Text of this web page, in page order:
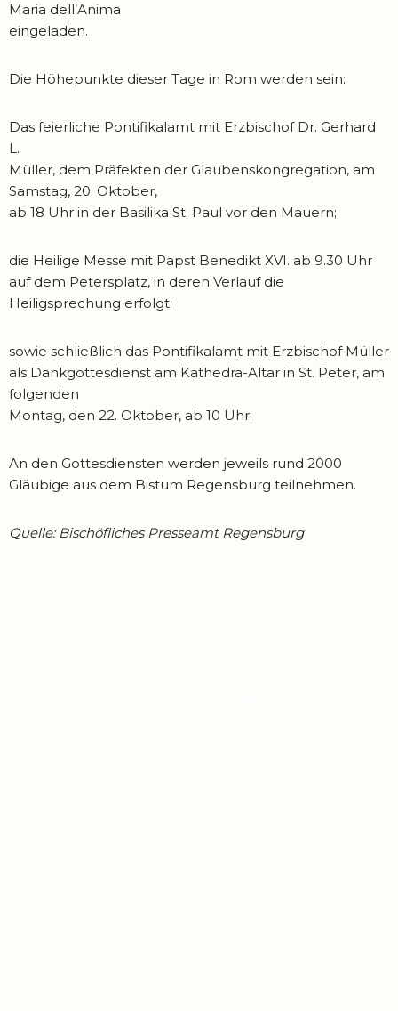
Maria dell’Anima
eingeladen.
Die Höhepunkte dieser Tage in Rom werden sein:
Das feierliche Pontifikalamt mit Erzbischof Dr. Gerhard
L.
Müller, dem Präfekten der Glaubenskongregation, am
Samstag, 20. Oktober,
ab 18 Uhr in der Basilika St. Paul vor den Mauern;
die Heilige Messe mit Papst Benedikt XVI. ab 9.30 Uhr
auf dem Petersplatz, in deren Verlauf die
Heiligsprechung erfolgt;
sowie schließlich das Pontifikalamt mit Erzbischof Müller
als Dankgottesdienst am Kathedra-Altar in St. Peter, am
folgenden
Montag, den 22. Oktober, ab 10 Uhr.
An den Gottesdiensten werden jeweils rund 2000
Gläubige aus dem Bistum Regensburg teilnehmen.
Quelle: Bischöfliches Presseamt Regensburg